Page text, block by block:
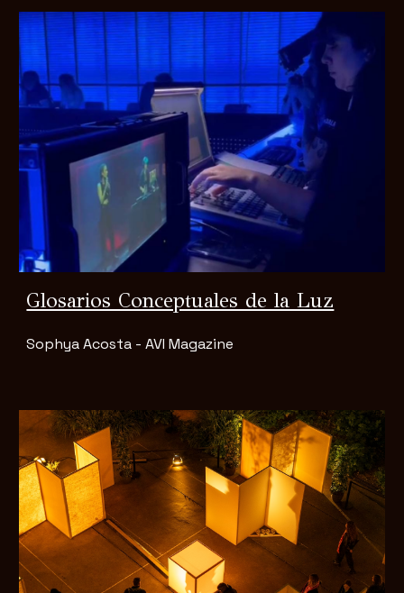
Glosarios Conceptuales de la Luz
Sophya Acosta - AVI Magazine